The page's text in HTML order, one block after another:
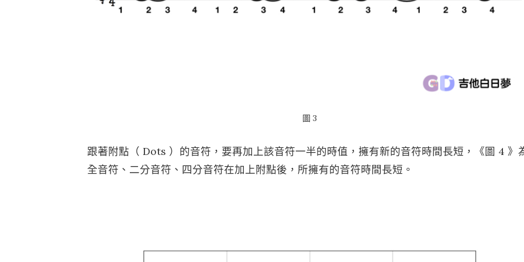
圖 3
跟著附點（ Dots ）的音符，要再加上該音符一半的時值，擁有新的音符時間長短，《圖 4 》
全音符、二分音符、四分音符在加上附點後，所擁有的音符時間長短。